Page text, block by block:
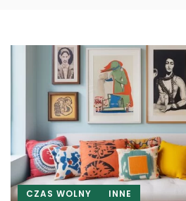
CZAS WOLNY INNE